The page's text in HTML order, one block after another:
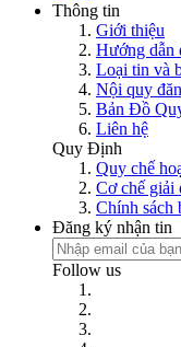
Thông tin
Giới thiệu
Hướng dẫn
Loại tin và
Nội quy
Bản Đồ
Liên hệ
Quy Định
Quy chế
Cơ chế giải
Chính sách
Đăng ký nhận tin
Follow us